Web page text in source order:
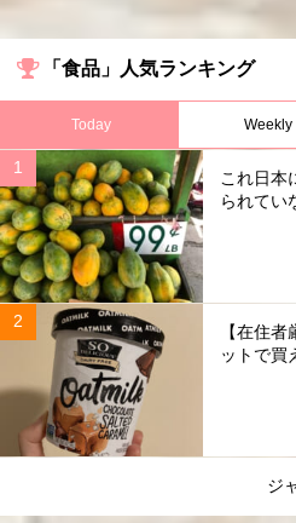
「食品」人気ランキング
Today Weekly
これ日本
られてい
【在住
ットで買
ジ